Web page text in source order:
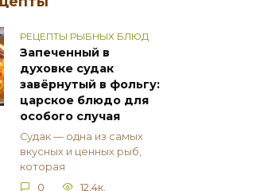
РЕЦЕПТЫ РЫБНЫХ БЛЮД
Запеченный в
духовке судак
завёрнутый в фольгу:
царское блюдо для
особого случая
Судак — одна из самых
вкусных и ценных рыб,
которая
0
12.4к.